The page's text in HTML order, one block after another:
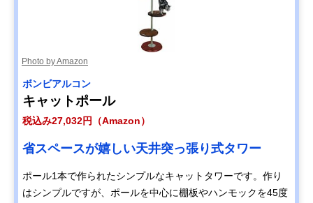
Photo by Amazon
ボンビアルコン
キャットポール
税込み27,032円（Amazon）
省スペースが嬉しい天井突っ張り式タワー
ポール1本で作られたシンプルなキャットタワーです。作り
はシンプルですが、ポールを中心に棚板やハンモックを45度